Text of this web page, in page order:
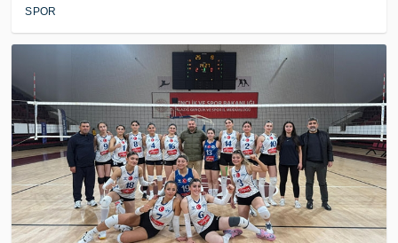
SPOR